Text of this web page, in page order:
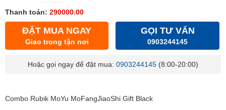
Thanh toán: 290000.00
ĐẶT MUA NGAY
Giao trong tận nơi
GỌI TƯ VẤN
0903244145
Hoặc gọi ngay để đặt mua: 0903244145 (8:00-20:00)
Combo Rubik MoYu MoFangJiaoShi Gift Black